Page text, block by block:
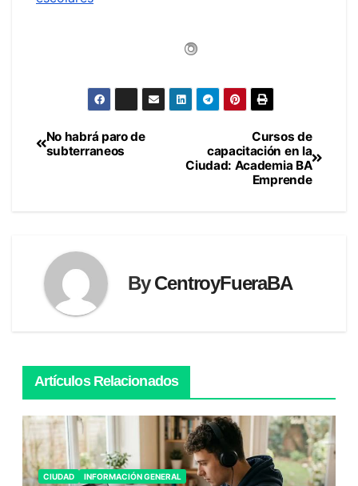
Navegación
Cursos de
capacitación en la
Ciudad: Academia BA
Emprende
No habrá paro de
subterraneos
ByCentroyFueraBA
Artículos Relacionados
CIUDAD INFORMACIÓN GENERAL